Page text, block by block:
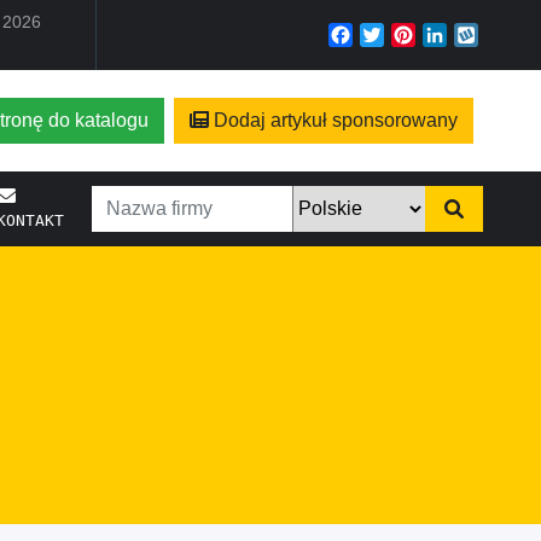
Facebook
TwitterPinterest
LinkedIn
do katalogu Dodaj artykuł sponsorowany